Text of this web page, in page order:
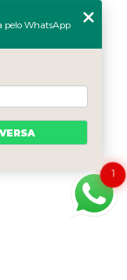
1
pelo WhatsApp